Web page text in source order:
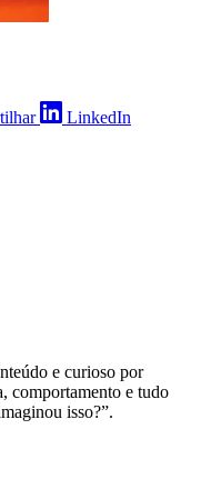
LinkedIn
e curioso por
comportamento e tudo
isso?”.